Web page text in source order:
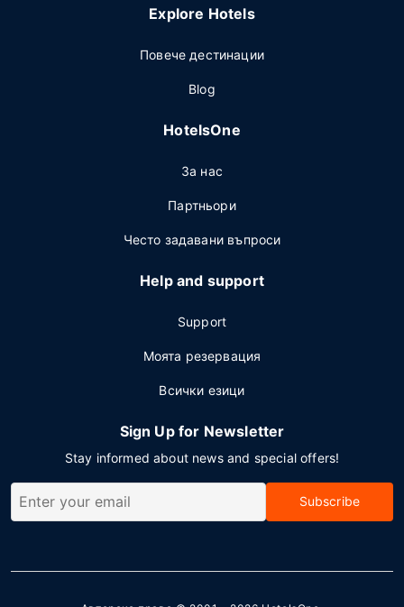
Explore Hotels
Повече дестинации
Blog
HotelsOne
За нас
Партньори
Често задавани въпроси
Help and support
Support
Моята резервация
Всички езици
Sign Up for Newsletter
Stay informed about news and special offers!
Subscribe